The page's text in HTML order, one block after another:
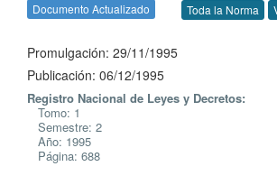
Documento Actualizado Toda la Norma
Promulgación: 29/11/1995
Publicación: 06/12/1995
Registro Nacional de Leyes y Decretos:
Tomo: 1
Semestre: 2
Año: 1995
Página: 688